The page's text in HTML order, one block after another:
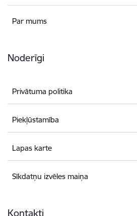
Par mums
Noderīgi
Privātuma politika
Piekļūstamība
Lapas karte
Sīkdatņu izvēles maiņa
Kontakti